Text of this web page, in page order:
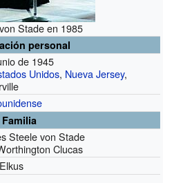
Stade en 1985
personal
de 1945
Unidos, Nueva Jersey,
Familia
Steele von Stade
Clucas